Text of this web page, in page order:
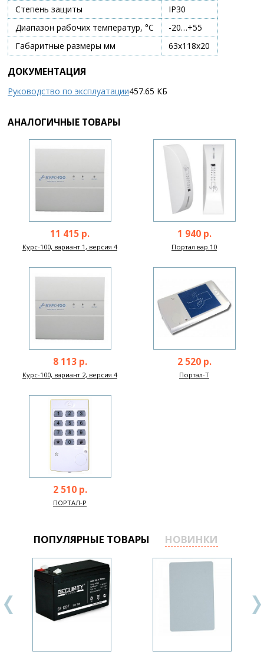
Степень защиты
IP30
Диапазон рабочих температур, °С
-20…+55
Габаритные размеры мм
63х118х20
ДОКУМЕНТАЦИЯ
Руководство по эксплуатации457.65 КБ
АНАЛОГИЧНЫЕ ТОВАРЫ
11 415 р.
Курс-100, вариант 1, версия 4
1 940 р.
Портал вар.10
8 113 р.
Курс-100, вариант 2, версия 4
2 520 р.
Портал-Т
2 510 р.
ПОРТАЛ-Р
ПОПУЛЯРНЫЕ ТОВАРЫ НОВИНКИ